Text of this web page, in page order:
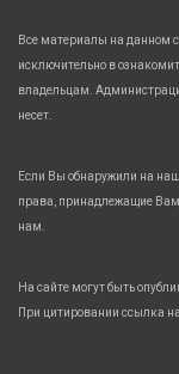
Все материалы на данном
исключительно в
владельцам.
несет.
Если Вы обнаружили на
права, принадлежащие
нам.
На сайте могут быть
При цитировании ссылка